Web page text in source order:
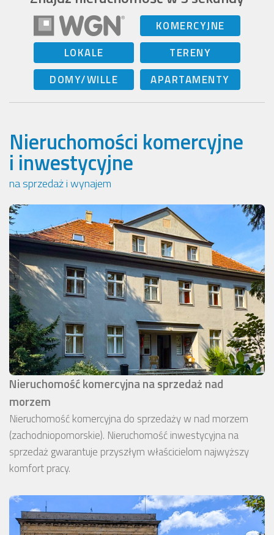
KOMERCYJNE
LOKALE
TERENY
DOMY/WILLE
APARTAMENTY
Nieruchomości komercyjne
i inwestycyjne
na sprzedaż i wynajem
Nieruchomość komercyjna na sprzedaż nad
morzem
Nieruchomość komercyjna do sprzedaży w nad morzem
(zachodniopomorskie). Nieruchomość inwestycyjna na
sprzedaż gwarantuje przyszłym właścicielom najwyższy
komfort pracy.